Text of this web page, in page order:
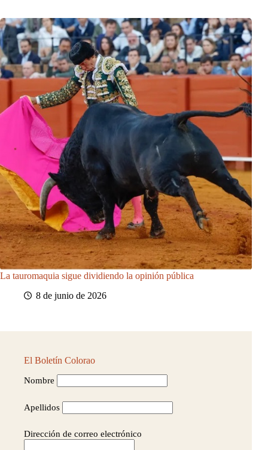
La tauromaquia sigue dividiendo la opinión pública
8 de junio de 2026
El Boletín Colorao
Nombre
Apellidos
Dirección de correo electrónico